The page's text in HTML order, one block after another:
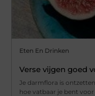
Eten En Drinken
Verse vijgen goed
Je darmflora is
hoe vatbaar je bent